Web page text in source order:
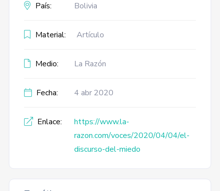
País: Bolivia
Material: Artículo
Medio: La Razón
Fecha: 4 abr 2020
Enlace:
https://www.la-
razon.com/voces/2020/04/04/el-
discurso-del-miedo